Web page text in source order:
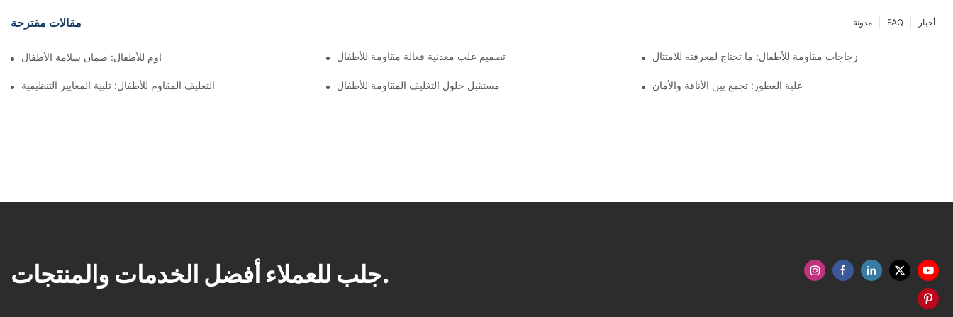
مقالات مقترحة أخبار FAQ مدونة
فهم التغليف المقاوم للأطفال: ضمان سلامة الأطفال تصميم علب معدنية فعالة مقاومة للأطفال زجاجات مقاومة للأطفال: ما تحتاج لمعرفته للامتثال
التغليف المقاوم للأطفال: تلبية المعايير التنظيمية مستقبل حلول التغليف المقاومة للأطفال علبة العطور: تجمع بين الأناقة والأمان
جلب للعملاء أفضل الخدمات والمنتجات.